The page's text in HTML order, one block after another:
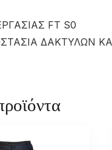
FT S0
ΔΑΚΤΥΛΩΝ